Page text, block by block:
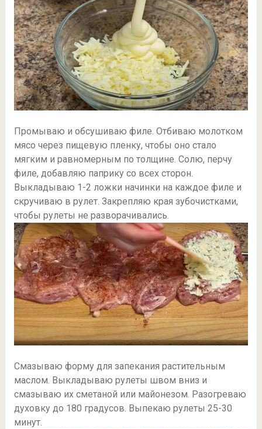
Промываю и обсушиваю филе. Отбиваю молотком
мясо через пищевую пленку, чтобы оно стало
мягким и равномерным по толщине. Солю, перчу
филе, добавляю паприку со всех сторон.
Выкладываю 1-2 ложки начинки на каждое филе и
скручиваю в рулет. Закрепляю края зубочистками,
чтобы рулеты не разворачивались.
Смазываю форму для запекания растительным
маслом. Выкладываю рулеты швом вниз и
смазываю их сметаной или майонезом. Разогреваю
духовку до 180 градусов. Выпекаю рулеты 25-30
минут.